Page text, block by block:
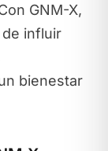
GNM-X,
influir
bienestar